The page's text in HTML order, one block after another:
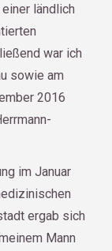
ländlich
war ich
sowie am
2016
im Januar
ergab sich
Mann